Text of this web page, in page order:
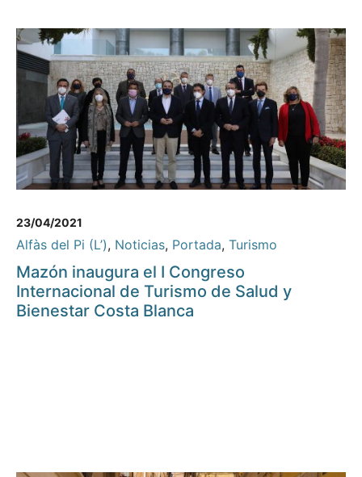
23/04/2021
Alfàs del Pi (L’), Noticias, Portada, Turismo
Mazón inaugura el I Congreso
Internacional de Turismo de Salud y
Bienestar Costa Blanca